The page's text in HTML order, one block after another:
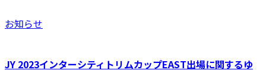
お知らせ
JY 2023インターシティトリムカップEAST出場に関するゆ